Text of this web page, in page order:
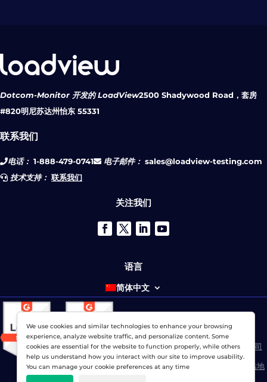
Dotcom-Monitor 开发的 LoadView2500 Shadywood Road，套房
#820明尼苏达州怡东 55331
联系我们
电话： 1-888-479-0741 电子邮件： sales@loadview-testing.com
技术支持： 联系我们
关注我们
语言
简体中文
© 2026 网络显示器公司 版权所有。
LoadView 是Dotcom-Monitor公司
隐私政策|服务条款
网站地
We use cookies and similar technologies to enhance your browsing
experience, analyze website traffic, and personalize content. Some
cookies are essential for the website to function properly, while others
help us understand how you interact with our site to improve usability.
You can manage your cookie preferences at any time